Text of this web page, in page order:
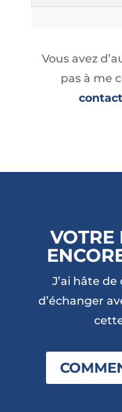
Vous avez
pas à me
VOTRE
J’ai hâte
d’échanger